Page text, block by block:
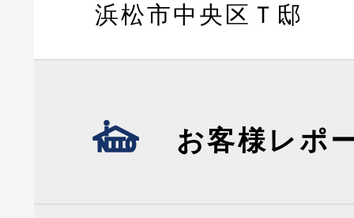
浜松市中央区Ｔ邸
お客様レポ